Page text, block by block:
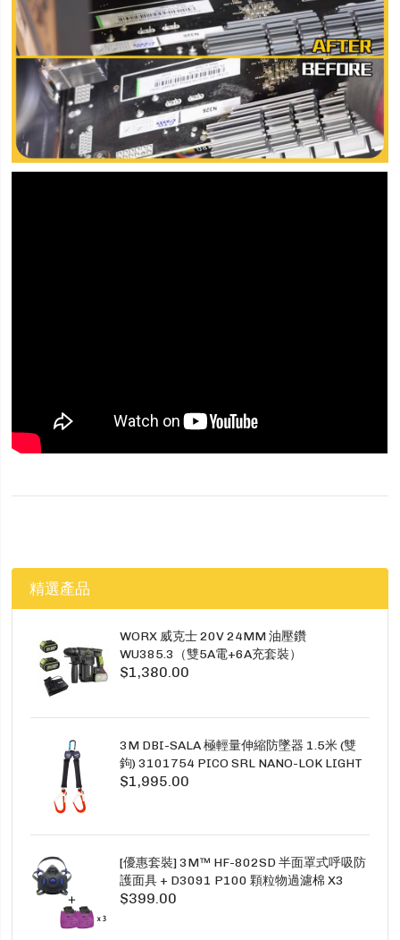
精選產品
WORX 威克士 20V 24MM 油壓鑽
WU385.3（雙5A電+6A充套裝）
$1,380.00
3M DBI-SALA 極輕量伸縮防墜器 1.5米 (雙
鉤) 3101754 PICO SRL NANO-LOK LIGHT
1.5M TWINS
$1,995.00
[優惠套裝] 3M™ HF-802SD 半面罩式呼吸防
護面具 + D3091 P100 顆粒物過濾棉 X3
SECURE CLICK HF-802SD HF-800SD 系列
$399.00